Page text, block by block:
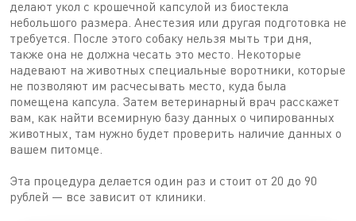
делают укол с крошечной капсулой из биостекла
небольшого размера. Анестезия или другая подготовка не
требуется. После этого собаку нельзя мыть три дня,
также она не должна чесать это место. Некоторые
надевают на животных специальные воротники, которые
не позволяют им расчесывать место, куда была
помещена капсула. Затем ветеринарный врач расскажет
вам, как найти всемирную базу данных о чипированных
животных, там нужно будет проверить наличие данных о
вашем питомце.
Эта процедура делается один раз и стоит от 20 до 90
рублей — все зависит от клиники.